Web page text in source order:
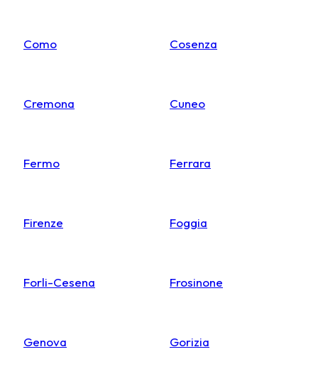
Como Cosenza
Cremona Cuneo
Fermo Ferrara
Firenze Foggia
Forli-Cesena Frosinone
Genova Gorizia